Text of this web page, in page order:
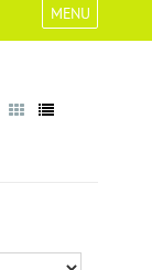
MENU